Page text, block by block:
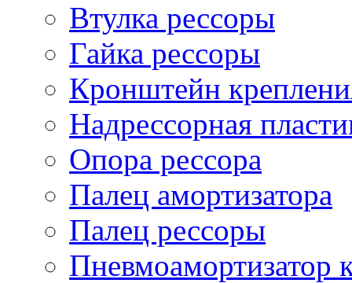
Втулка рессоры
Гайка рессоры
Кронштейн
Надрессорная
Опора рессора
Палец амортизатора
Палец рессоры
Пневмоамортизатор